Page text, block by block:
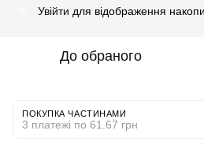
Увійти для відображення
До обраного
ПОКУПКА ЧАСТИНАМИ
3 платежі по 61.67 грн